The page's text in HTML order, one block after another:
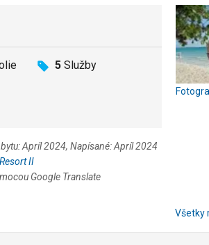
5 Služby
Apríl 2024, Napísané: Apríl 2024
II
Google Translate
Všetky